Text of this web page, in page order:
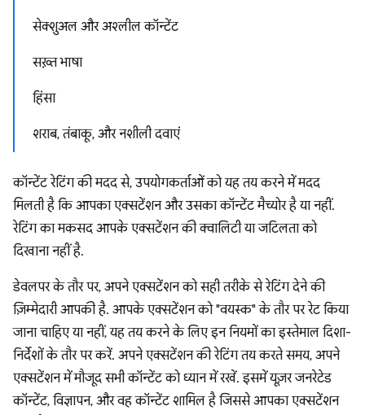
सेक्शुअल और अश्लील कॉन्टेंट
सख़्त भाषा
हिंसा
शराब, तंबाकू, और नशीली दवाएं
कॉन्टेंट रेटिंग की मदद से, उपयोगकर्ताओं को यह तय करने में मदद
मिलती है कि आपका एक्सटेंशन और उसका कॉन्टेंट मैच्योर है या नहीं.
रेटिंग का मकसद आपके एक्सटेंशन की क्वालिटी या जटिलता को
दिखाना नहीं है.
डेवलपर के तौर पर, अपने एक्सटेंशन को सही तरीके से रेटिंग देने की
ज़िम्मेदारी आपकी है. आपके एक्सटेंशन को "वयस्क" के तौर पर रेट किया
जाना चाहिए या नहीं, यह तय करने के लिए इन नियमों का इस्तेमाल दिशा-
निर्देशों के तौर पर करें. अपने एक्सटेंशन की रेटिंग तय करते समय, अपने
एक्सटेंशन में मौजूद सभी कॉन्टेंट को ध्यान में रखें. इसमें यूज़र जनरेटेड
कॉन्टेंट, विज्ञापन, और वह कॉन्टेंट शामिल है जिससे आपका एक्सटेंशन